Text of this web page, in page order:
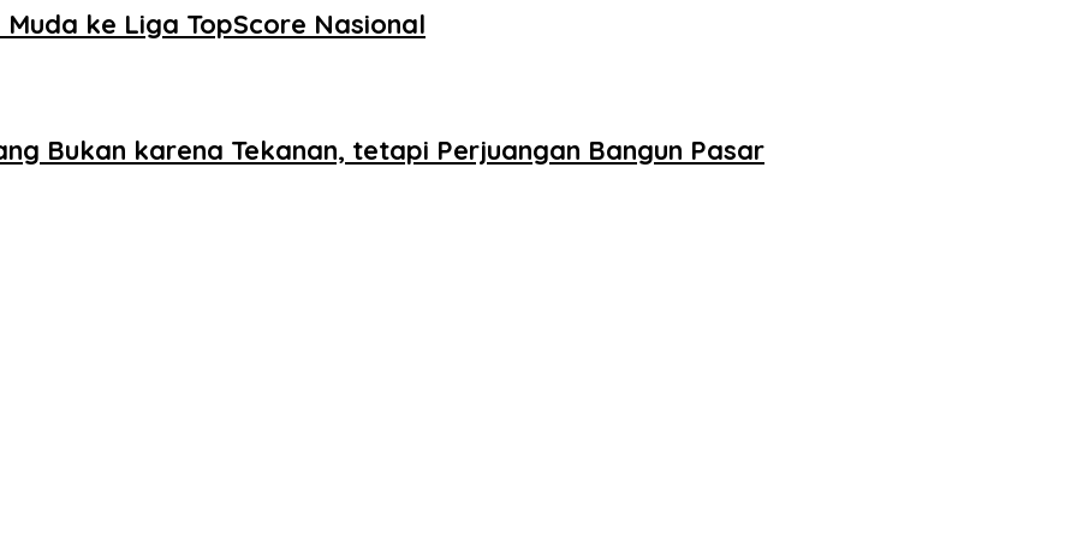
ke Liga TopScore Nasional
Bukan karena Tekanan, tetapi Perjuangan Bangun Pasar